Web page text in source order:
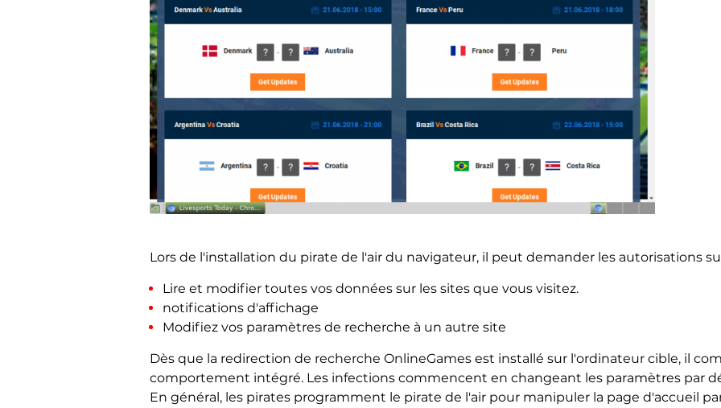
Lors de l'installation du pirate de l'air du navigateur, il peut demander les autorisations
Lire et modifier toutes vos données sur les sites que vous visitez.
notifications d'affichage
Modifiez vos paramètres de recherche à un autre site
Dès que la redirection de recherche OnlineGames est installé sur l'ordinateur cible, il
comportement intégré. Les infections commencent en changeant les paramètres par
En général, les pirates programment le pirate de l'air pour manipuler la page d'accueil